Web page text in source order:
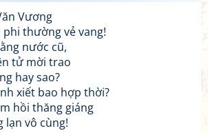
Vương
thường vẻ vang!
nước cũ,
tử mời trao
hay sao?
xiết bao hợp thời?
hồi thăng giáng
lạn vô cùng!